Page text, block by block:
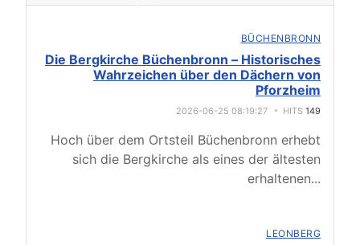
BÜCHENBRONN
Die Bergkirche Büchenbronn – Historisches
Wahrzeichen über den Dächern von
Pforzheim
2026-06-25 08:19:27 HITS 149
Hoch über dem Ortsteil Büchenbronn erhebt
sich die Bergkirche als eines der ältesten
erhaltenen...
LEONBERG